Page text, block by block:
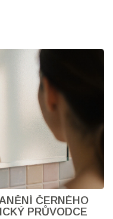
ČERNÉHO
PRŮVODCE